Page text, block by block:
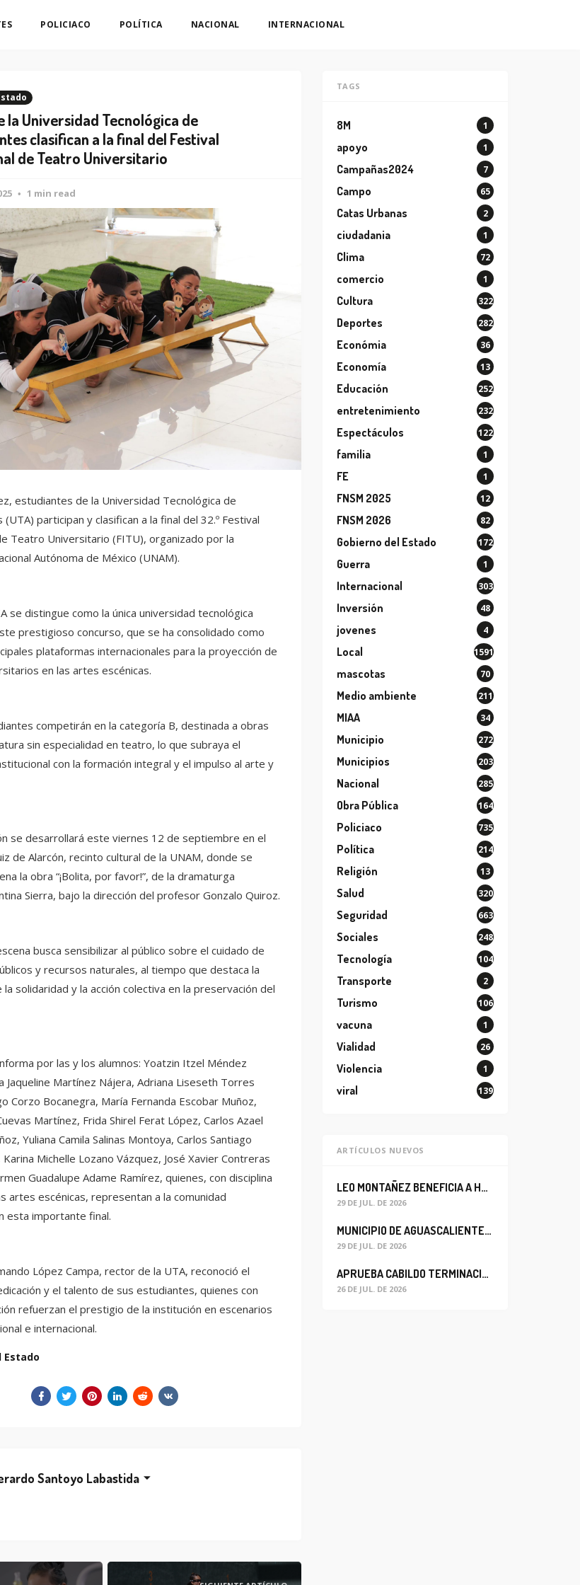
POLICIACO POLÍTICA NACIONAL INTERNACIONAL
la Universidad Tecnológica de
clasifican a la final del Festival
de Teatro Universitario
1 min read
estudiantes de la Universidad Tecnológica de
(UTA) participan y clasifican a la final del 32.º Festival
Teatro Universitario (FITU), organizado por la
Autónoma de México (UNAM).
se distingue como la única universidad tecnológica
prestigioso concurso, que se ha consolidado como
plataformas internacionales para la proyección de
en las artes escénicas.
competirán en la categoría B, destinada a obras
sin especialidad en teatro, lo que subraya el
con la formación integral y el impulso al arte y
se desarrollará este viernes 12 de septiembre en el
de Alarcón, recinto cultural de la UNAM, donde se
la obra “¡Bolita, por favor!”, de la dramaturga
Sierra, bajo la dirección del profesor Gonzalo Quiroz.
busca sensibilizar al público sobre el cuidado de
y recursos naturales, al tiempo que destaca la
solidaridad y la acción colectiva en la preservación del
por las y los alumnos: Yoatzin Itzel Méndez
Jaqueline Martínez Nájera, Adriana Liseseth Torres
Corzo Bocanegra, María Fernanda Escobar Muñoz,
Martínez, Frida Shirel Ferat López, Carlos Azael
Yuliana Camila Salinas Montoya, Carlos Santiago
Michelle Lozano Vázquez, José Xavier Contreras
Guadalupe Adame Ramírez, quienes, con disciplina
artes escénicas, representan a la comunidad
esta importante final.
López Campa, rector de la UTA, reconoció el
y el talento de sus estudiantes, quienes con
refuerzan el prestigio de la institución en escenarios
e internacional.
Estado
Santoyo Labastida
TAGS
8M 1
apoyo 1
Campañas2024 7
Campo 65
Catas Urbanas 2
ciudadania 1
Clima 72
comercio 1
Cultura 322
Deportes 282
Económia 36
Economía 13
Educación 252
entretenimiento 232
Espectáculos 122
familia 1
FE 1
FNSM 2025 12
FNSM 2026 82
Gobierno del Estado 172
Guerra 1
Internacional 303
Inversión 48
jovenes 4
Local 1591
mascotas 70
Medio ambiente 211
MIAA 34
Municipio 272
Municipios 203
Nacional 285
Obra Pública 164
Policiaco 735
Política 214
Religión 13
Salud 320
Seguridad 663
Sociales 248
Tecnología 104
Transporte 2
Turismo 106
vacuna 1
Vialidad 26
Violencia 1
viral 139
ARTÍCULOS NUEVOS
LEO MONTAÑEZ BENEFICIA A HABITANTES DEL BARRIO DE LA SALUD CON MEJORA DEL ALCANTARILLADO SANITARIO
29 DE JUL. DE 2026
MUNICIPIO DE AGUASCALIENTES REABRE CIRCULACIÓN VEHICULAR EN LA CALLE JOSEFA ORTIZ DE DOMÍNGUEZ
29 DE JUL. DE 2026
APRUEBA CABILDO TERMINACIÓN ANTICIPADA DEL CONTRATO PARA EL PROYECTO DE MODERNIZACIÓN DEL SISTEMA DE ALUMBRADO
26 DE JUL. DE 2026